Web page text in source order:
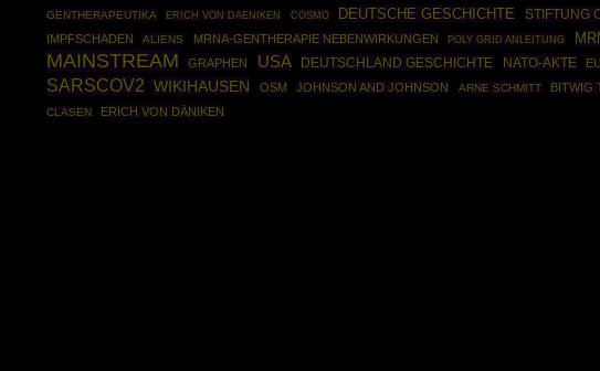
GENTHERAPEUTIKA
ERICH VON DAENIKEN COSMO DEUTSCHE GESCHICHTE STIFTUNG
IMPFSCHADEN
ALIENS MRNA-GENTHERAPIE NEBENWIRKUNGEN POLY GRID ANLEITUNG
MAINSTREAM
GRAPHEN USA DEUTSCHLAND GESCHICHTE NATO-AKTE EU
SARSCOV2 WIKIHAUSEN OSM JOHNSON AND JOHNSON ARNE SCHMITT BITWIG
CLASEN
ERICH VON DÄNIKEN